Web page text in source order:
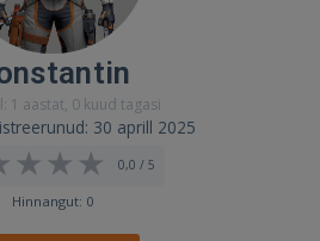
1 aastat, 0 kuud tagasi
30 aprill 2025
0,0 / 5
Hinnangut: 0